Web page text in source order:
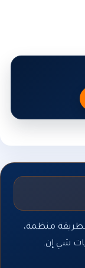
منظمة،
شي إن.